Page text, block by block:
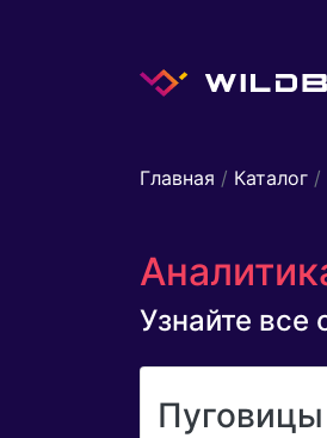
Главная / Каталог /
Узнайте все